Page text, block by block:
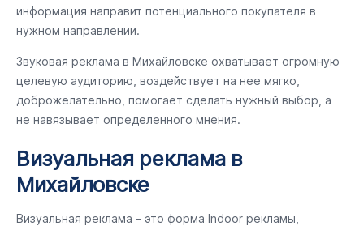
информация направит потенциального покупателя в
нужном направлении.
Звуковая реклама в Михайловске охватывает огромную
целевую аудиторию, воздействует на нее мягко,
доброжелательно, помогает сделать нужный выбор, а
не навязывает определенного мнения.
Визуальная реклама в
Михайловске
Визуальная реклама – это форма Indoor рекламы,